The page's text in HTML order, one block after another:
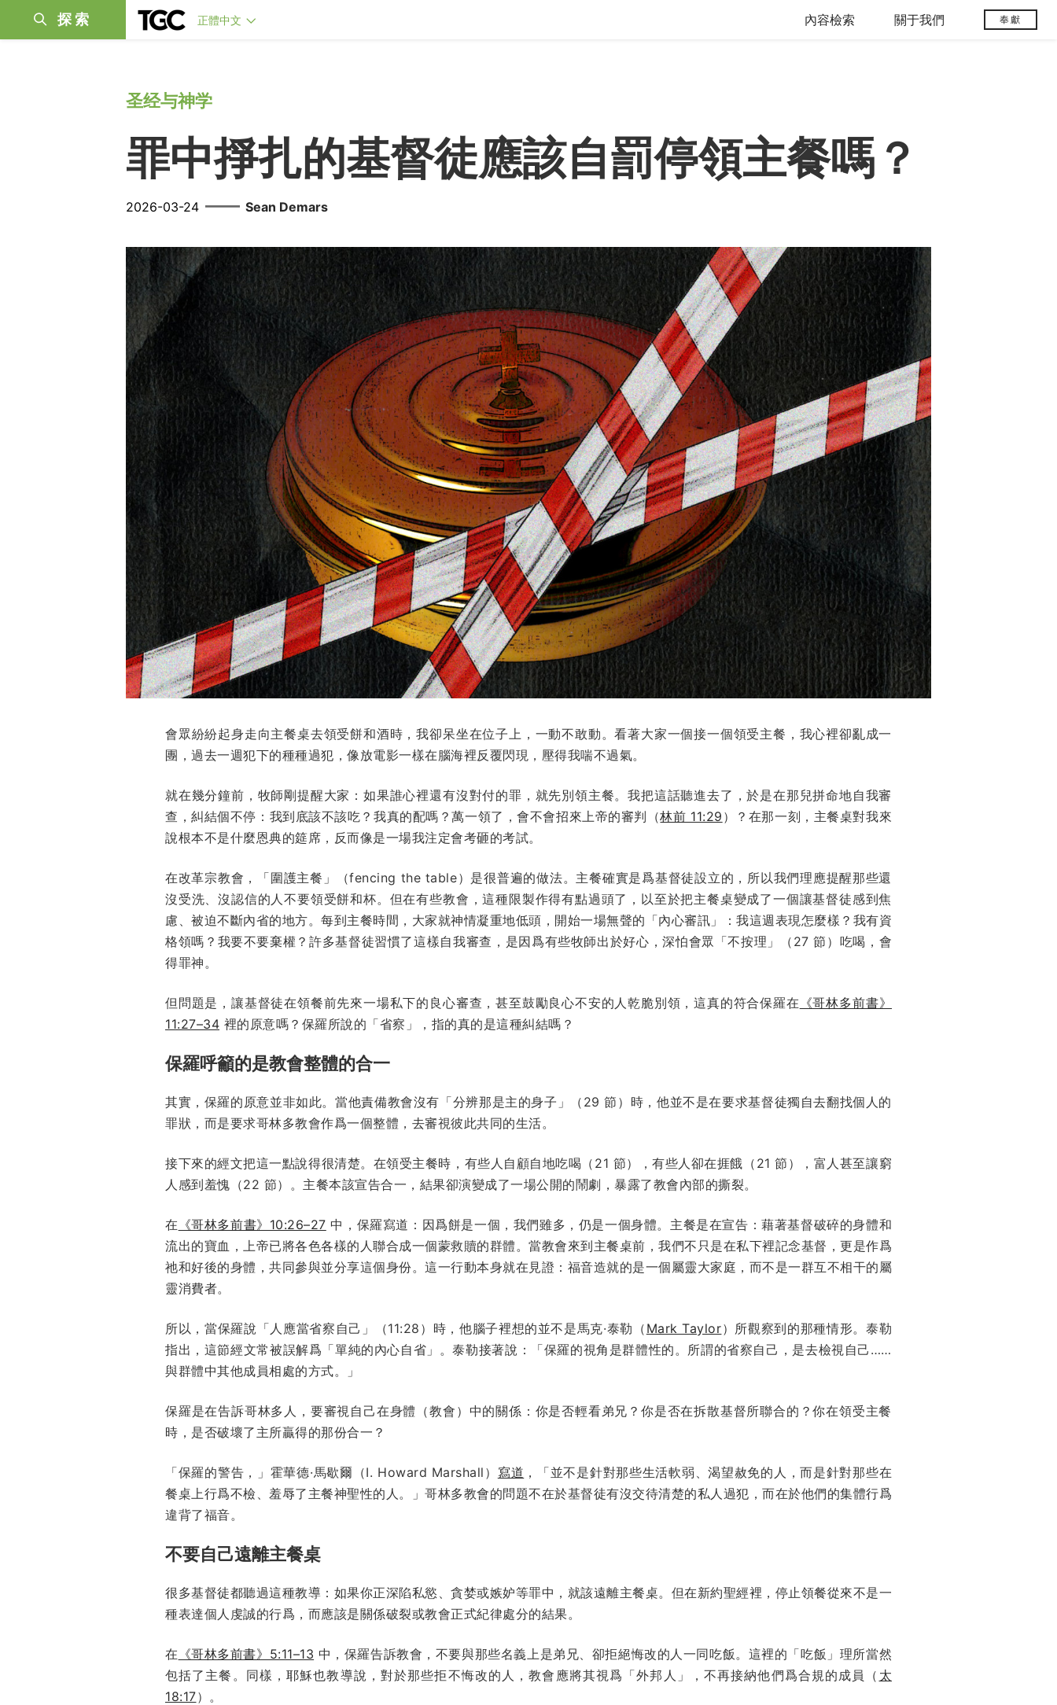
探索 正體中文 內容檢索 關于我們 奉獻
圣经与神学
罪中掙扎的基督徒應該自罰停領主餐嗎？
2026-03-24 —— Sean Demars
會眾紛紛起身走向主餐桌去領受餅和酒時，我卻呆坐在位子上，一動不敢動。看著大家一個接一個領受主餐，我心裡卻亂成一
團，過去一週犯下的種種過犯，像放電影一樣在腦海裡反覆閃現，壓得我喘不過氣。
就在幾分鐘前，牧師剛提醒大家：如果誰心裡還有沒對付的罪，就先別領主餐。我把這話聽進去了，於是在那兒拼命地自我審
查，糾結個不停：我到底該不該吃？我真的配嗎？萬一領了，會不會招來上帝的審判（林前 11:29 ）？在那一刻，主餐桌對我來
說根本不是什麼恩典的筵席，反而像是一場我注定會考砸的考試。
在改革宗教會，「圍護主餐」（fencing the table）是很普遍的做法。主餐確實是爲基督徒設立的，所以我們理應提醒那些還
沒受洗、沒認信的人不要領受餅和杯。但在有些教會，這種限製作得有點過頭了，以至於把主餐桌變成了一個讓基督徒感到焦
慮、被迫不斷內省的地方。每到主餐時間，大家就神情凝重地低頭，開始一場無聲的「內心審訊」：我這週表現怎麼樣？我有資
格領嗎？我要不要棄權？許多基督徒習慣了這樣自我審查，是因爲有些牧師出於好心，深怕會眾「不按理」（27 節）吃喝，會
得罪神。
但問題是，讓基督徒在領餐前先來一場私下的良心審查，甚至鼓勵良心不安的人乾脆別領，這真的符合保羅在 《哥林多前書》
11:27–34 裡的原意嗎？保羅所說的「省察」，指的真的是這種糾結嗎？
保羅呼籲的是教會整體的合一
其實，保羅的原意並非如此。當他責備教會沒有「分辨那是主的身子」（29 節）時，他並不是在要求基督徒獨自去翻找個人的
罪狀，而是要求哥林多教會作爲一個整體，去審視彼此共同的生活。
接下來的經文把這一點說得很清楚。在領受主餐時，有些人自顧自地吃喝（21 節），有些人卻在捱餓（21 節），富人甚至讓窮
人感到羞愧（22 節）。主餐本該宣告合一，結果卻演變成了一場公開的鬧劇，暴露了教會內部的撕裂。
在 《哥林多前書》10:26–27 中，保羅寫道：因爲餅是一個，我們雖多，仍是一個身體。主餐是在宣告：藉著基督破碎的身體和
流出的寶血，上帝已將各色各樣的人聯合成一個蒙救贖的群體。當教會來到主餐桌前，我們不只是在私下裡記念基督，更是作爲
祂和好後的身體，共同參與並分享這個身份。這一行動本身就在見證：福音造就的是一個屬靈大家庭，而不是一群互不相干的屬
靈消費者。
所以，當保羅說「人應當省察自己」（11:28）時，他腦子裡想的並不是馬克·泰勒（ Mark Taylor）所觀察到的那種情形。泰勒
指出，這節經文常被誤解爲「單純的內心自省」。泰勒接著說：「保羅的視角是群體性的。所謂的省察自己，是去檢視自己……
與群體中其他成員相處的方式。」
保羅是在告訴哥林多人，要審視自己在身體（教會）中的關係：你是否輕看弟兄？你是否在拆散基督所聯合的？你在領受主餐
時，是否破壞了主所贏得的那份合一？
「保羅的警告，」霍華德·馬歇爾（I. Howard Marshall） 寫道 ，「並不是針對那些生活軟弱、渴望赦免的人，而是針對那些在
餐桌上行爲不檢、羞辱了主餐神聖性的人。」哥林多教會的問題不在於基督徒有沒交待清楚的私人過犯，而在於他們的集體行爲
違背了福音。
不要自己遠離主餐桌
很多基督徒都聽過這種教導：如果你正深陷私慾、貪婪或嫉妒等罪中，就該遠離主餐桌。但在新約聖經裡，停止領餐從來不是一
種表達個人虔誠的行爲，而應該是關係破裂或教會正式紀律處分的結果。
在 《哥林多前書》5:11–13 中，保羅告訴教會，不要與那些名義上是弟兄、卻拒絕悔改的人一同吃飯。這裡的「吃飯」理所當然
包括了主餐。同樣，耶穌也教導說，對於那些拒不悔改的人，教會應將其視爲「外邦人」，不再接納他們爲合規的成員（ 太
18:17）。